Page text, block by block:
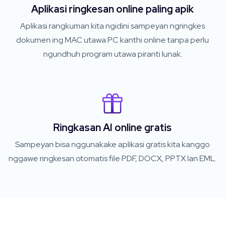
Aplikasi ringkesan online paling apik
Aplikasi rangkuman kita ngidini sampeyan ngringkes
dokumen ing MAC utawa PC kanthi online tanpa perlu
ngundhuh program utawa piranti lunak.
Ringkasan AI online gratis
Sampeyan bisa nggunakake aplikasi gratis kita kanggo
nggawe ringkesan otomatis file PDF, DOCX, PPTX lan EML.